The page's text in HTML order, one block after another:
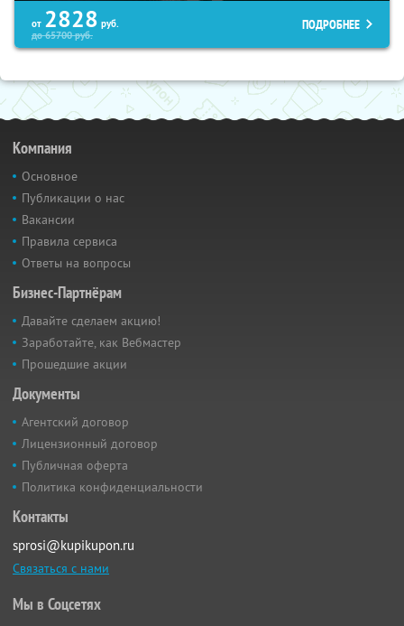
от 2828 руб.
до65700руб.
ПОДРОБНЕЕ
Компания
Основное
Публикации о нас
Вакансии
Правила сервиса
Ответы на вопросы
Бизнес-Партнёрам
Давайте сделаем акцию!
Заработайте, как Вебмастер
Прошедшие акции
Документы
Агентский договор
Лицензионный договор
Публичная оферта
Политика конфиденциальности
Контакты
sprosi@kupikupon.ru
Связаться с нами
Мы в Соцсетях